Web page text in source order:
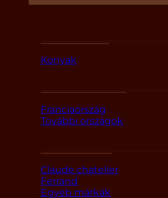
Konyak
Franciaország
További országok
Claude chatelier
Ferrand
Egyéb márkák